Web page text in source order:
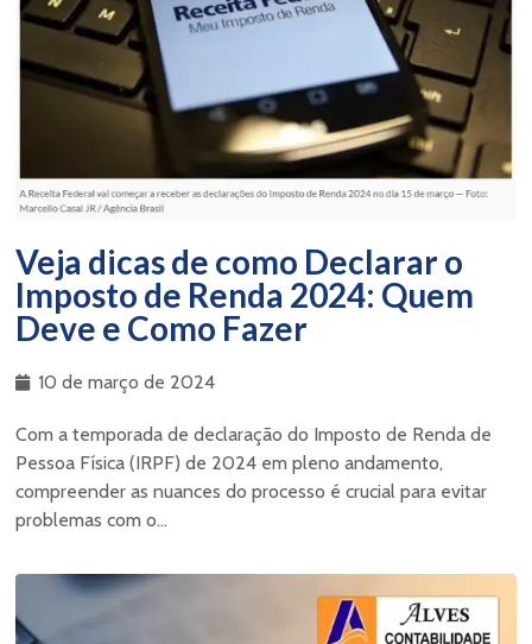
Veja dicas de como Declarar o
Imposto de Renda 2024: Quem
Deve e Como Fazer
10 de março de 2024
Com a temporada de declaração do Imposto de Renda de
Pessoa Física (IRPF) de 2024 em pleno andamento,
compreender as nuances do processo é crucial para evitar
problemas com o...